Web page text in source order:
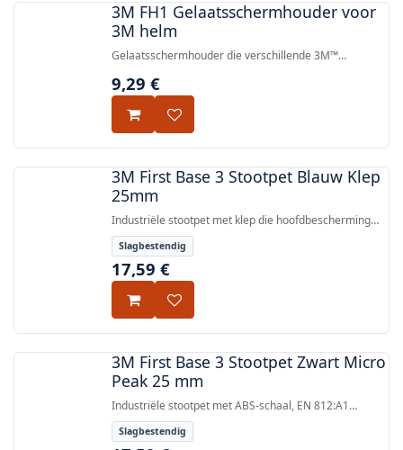
3M FH1 Gelaatsschermhouder voor
3M helm
Gelaatsschermhouder die verschillende 3M™
veiligheidshelmen, met een snelwisselsysteem voor
9,29 €
3M First Base 3 Stootpet Blauw Klep
25mm
Industriële stootpet met klep die hoofdbescherming
biedt volgens EN 812:A1, met een lichtgewicht
microvezel schaal van ABS-plastic met zijventilatie
gaas.
Slagbestendig
17,59 €
3M First Base 3 Stootpet Zwart Micro
Peak 25 mm
Industriële stootpet met ABS-schaal, EN 812:A1
gecertificeerd, lichtgewicht microvezelstof met
zijventilatie en 25 mm klep.
Slagbestendig